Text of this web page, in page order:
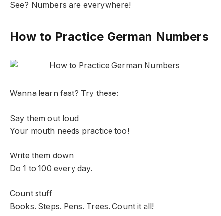
See? Numbers are everywhere!
How to Practice German Numbers
Wanna learn fast? Try these:
Say them out loud
Your mouth needs practice too!
Write them down
Do 1 to 100 every day.
Count stuff
Books. Steps. Pens. Trees. Count it all!